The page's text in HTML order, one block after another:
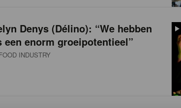
Denys (Délino): “We hebben
een enorm groeipotentieel”
INDUSTRY